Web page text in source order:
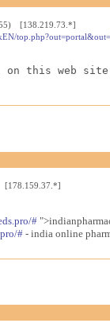
[138.219.73.*]
on this web
[178.159.37.*]
#
#- india online